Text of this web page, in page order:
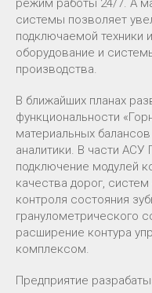
режим работы 24/7. А
системы позволяет
подключаемой техники
оборудование и
производства.
В ближайших планах
функциональности
материальных
аналитики. В части
подключение модулей
качества дорог,
контроля состояния
гранулометрического
расширение контура
комплексом.
Предприятие